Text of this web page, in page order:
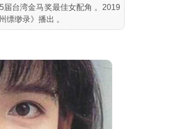
台湾金马奖最佳女配角 。2019
缥缈录》播出 。